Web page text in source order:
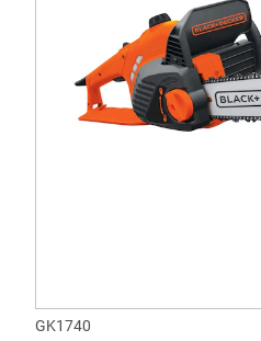
GK1740